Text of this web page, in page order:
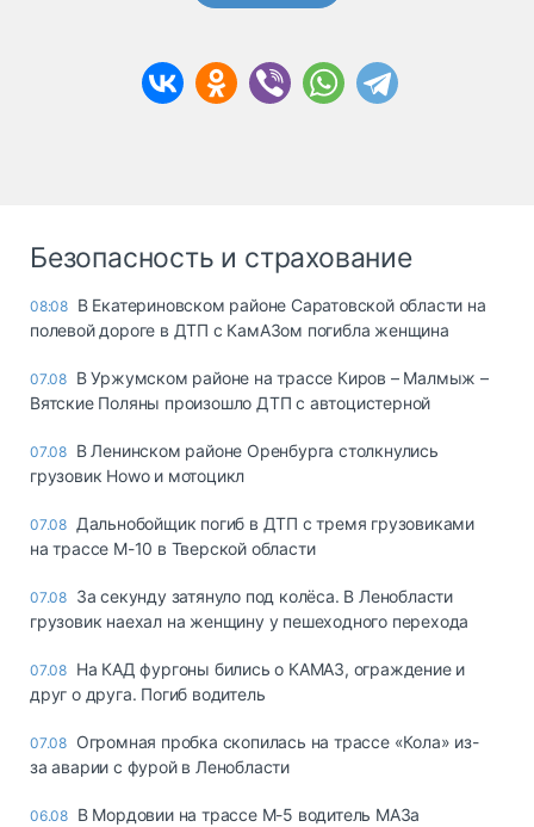
Безопасность и страхование
08:08 В Екатериновском районе Саратовской области на
полевой дороге в ДТП с КамАЗом погибла женщина
07.08 В Уржумском районе на трассе Киров – Малмыж –
Вятские Поляны произошло ДТП с автоцистерной
07.08 В Ленинском районе Оренбурга столкнулись
грузовик Howo и мотоцикл
07.08 Дальнобойщик погиб в ДТП с тремя грузовиками
на трассе М-10 в Тверской области
07.08 За секунду затянуло под колёса. В Ленобласти
грузовик наехал на женщину у пешеходного перехода
07.08 На КАД фургоны бились о КАМАЗ, ограждение и
друг о друга. Погиб водитель
07.08 Огромная пробка скопилась на трассе «Кола» из-
за аварии с фурой в Ленобласти
06.08 В Мордовии на трассе М-5 водитель МАЗа